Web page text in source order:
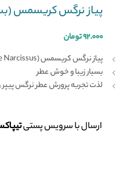
پیاز نرگس کریسمس (بسته ۵
۹۲.۰۰۰تومان
پیاز نرگس کریسمس (Paper White Narcissus)
بسیار زیبا و خوش عطر
لذت تجربه پرورش عطر نرگس پیپر
ارسال با سرویس پستی